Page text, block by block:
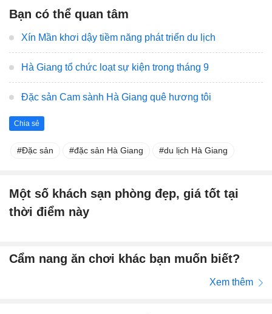
Bạn có thể quan tâm
Xín Mần khơi dậy tiềm năng phát triển du lịch
Hà Giang tổ chức loạt sự kiện trong tháng 9
Đặc sản Cam sành Hà Giang quê hương tôi
Chia sẻ
Đặc sản đặc sản Hà Giang du lịch Hà Giang
Một số khách sạn phòng đẹp, giá tốt tại
thời điểm này
Cẩm nang ăn chơi khác bạn muốn biết?
Xem thêm